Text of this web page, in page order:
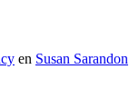
en Susan Sarandon